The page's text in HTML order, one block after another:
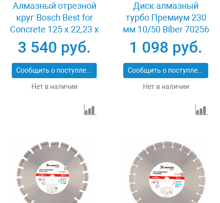
Алмазный отрезной
круг Bosch Best for
Concrete 125 x 22,23 x
2,2 x 12 mm
3 540 руб.
Сообщить о поступлении
Нет в наличии
Диск алмазный
турбо Премиум 230
мм 10/50 Biber 70256
1 098 руб.
Сообщить о поступлении
Нет в наличии